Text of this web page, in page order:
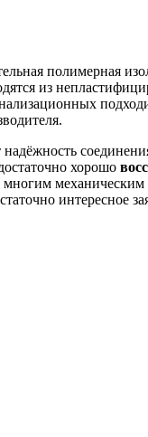
полимерная
из
хорошо
многим механическим
интересное